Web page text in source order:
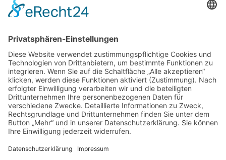
Newsletter abonnieren
Impressum
Datenschutz
Erklärung zur Barrierefreiheit